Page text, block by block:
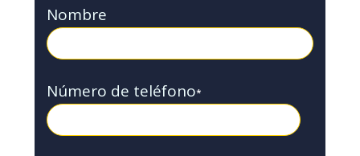
Nombre
Número de teléfono*